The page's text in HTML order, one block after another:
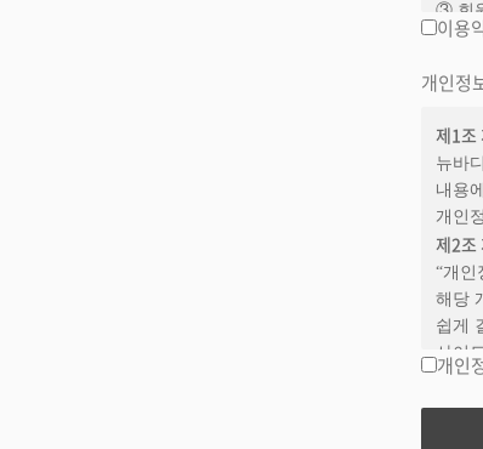
③ 회
회사
하지
제3조
① 회
약관
② 본
제4조
① 서
구현
② 회
의미
조합
④ 비
이용
개인정
제1조
뉴바
내용
개인
제2조
“개인
해당
쉽게
사이
일반
– 수
– 필
개인